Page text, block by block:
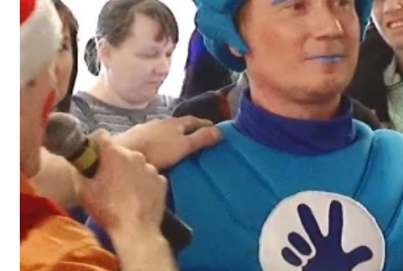
Вакансии
Офисы продаж
Контакты